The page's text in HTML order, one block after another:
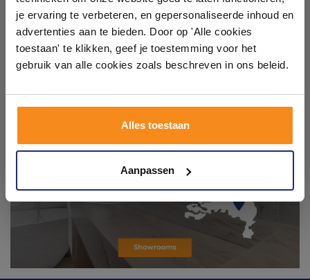
je ervaring te verbeteren, en gepersonaliseerde inhoud en
advertenties aan te bieden. Door op 'Alle cookies
toestaan' te klikken, geef je toestemming voor het
gebruik van alle cookies zoals beschreven in ons beleid.
Alles toestaan
Aanpassen
Laat je inspireren door 21 volledig ingerichte
badkameropstellingen – van compact tot luxe. Onze
ervaren adviseurs helpen je persoonlijk, en je vindt
tegels & sanitair direct uit voorraad. Gratis parkeren
op eigen terrein.
Kom langs en ervaar zelf het verschil!